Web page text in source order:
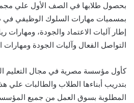
بحصول طلابها في الصف الأول علي
بمسميات مهارات السلوك الوظيفي في
إطار آليات الاعتماد والجودة، ومهارات
التواصل الفعال وآليات الجودة ومهارات
كأول مؤسسة مصرية في مجال التعليم
بتدريب أبناءها الطلاب والطالبات علي
المطلوبة بسوق العمل من جميع